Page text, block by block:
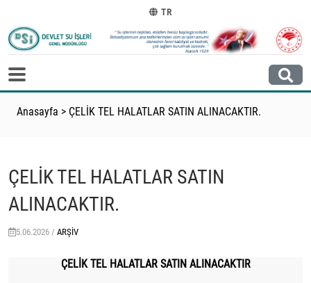
TR
Anasayfa > ÇELİK TEL HALATLAR SATIN ALINACAKTIR.
ÇELİK TEL HALATLAR SATIN
ALINACAKTIR.
5.06.2026 / ARŞIV
ÇELİK TEL HALATLAR SATIN ALINACAKTIR